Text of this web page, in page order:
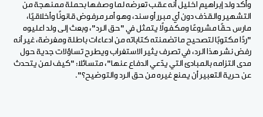
وأكد ولد إبراهيم اخليل أنه عقب تعرضه لما وصفها بحملة ممنهجة من
التشهير والقذف دون أي مبرر أو سند، وهو أمر مرفوض قانونًا وأخلاقيًا،
مارس حقًا مشروعًا ومكفولًا يتمثل في "حق الرد"، وبعث إلى ولد اعليوه
"ردًا مكتوبًا لتصحيح ما تضمنته كتاباته من ادعاءات باطلة ومغرضة، غير أنه
رفض نشر هذا الرد، في تصرف يثير الاستغراب ويطرح تساؤلات جدية حول
مدى التزامه بالمبادئ التي يدّعي الدفاع عنها"، متسائلا: "كيف لمن يتحدث
عن حرية التعبير أن يمنع غيره من حق الرد والتوضيح؟".